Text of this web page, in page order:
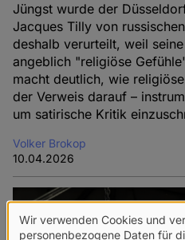
Jüngst wurde der
Jacques Tilly von
deshalb verurteilt, weil
angeblich "religiöse
macht deutlich, wie
der Verweis darauf –
um satirische Kritik
Volker Brokop
10.04.2026
Verwendung
Wir verwenden Cookies und
personenbezogene Daten für